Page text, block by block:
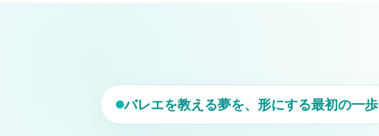
バレエを教える夢を、形にする最初の一歩